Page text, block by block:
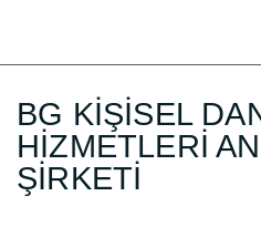
BG KİŞİSEL
HİZMETLERİ
ŞİRKETİ